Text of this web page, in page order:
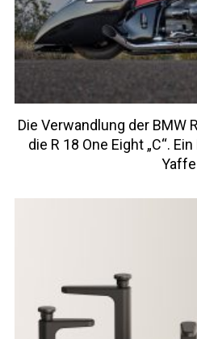
Die Verwandlung der BMW
die R 18 One Eight „C“.